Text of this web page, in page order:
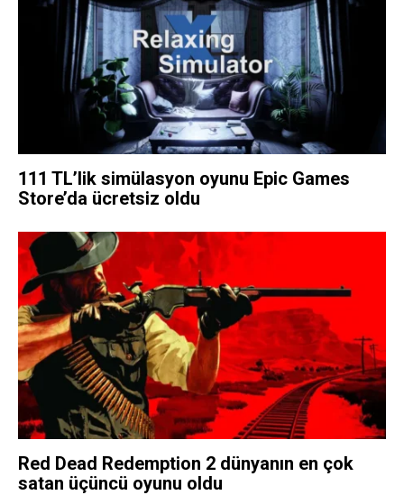
111 TL’lik simülasyon oyunu Epic Games
Store’da ücretsiz oldu
Red Dead Redemption 2 dünyanın en çok
satan üçüncü oyunu oldu